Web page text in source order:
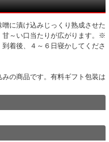
に漬け込みじっくり熟成させた
～い口当たりが広がります。※
着後、４～６日寝かしてくださ
の商品です。有料ギフト包装は